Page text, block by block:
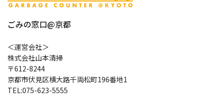
ごみの窓口@京都
＜運営会社＞
株式会社山本清掃
〒612-8244
京都市伏見区横大路千両松町196番地1
TEL:075-623-5555